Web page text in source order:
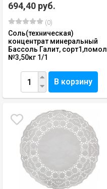
694,40 руб.
(0)
Соль(техническая)
концентрат минеральный
Бассоль Галит, сорт1,помол
№3,50кг 1/1
В корзину